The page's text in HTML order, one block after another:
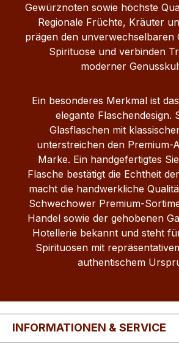
Gewürznoten sowie höchste
Regionale Früchte, Kräuter
prägen den unverwechselbaren
Spirituose und verbinden
moderner
Ein besonderes Merkmal ist
elegante Flaschendesign.
Glasflaschen mit
unterstreichen den Premium-
Marke. Ein handgefertigtes
Flasche bestätigt die Echtheit
macht die handwerkliche
Schwechower Premium-
Handel sowie der gehobenen
Hotellerie bekannt und steht
Spirituosen mit
authentischem
INFORMATIONEN & SERVICE